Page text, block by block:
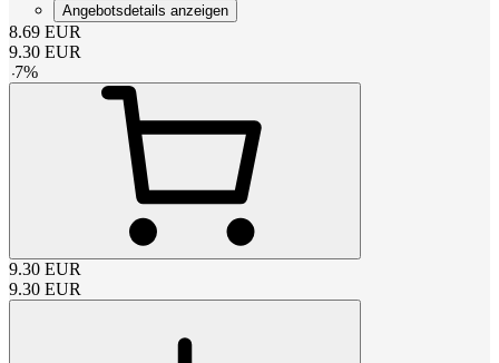
Angebotsdetails anzeigen
8.69 EUR
9.30 EUR
-7%
9.30 EUR
9.30 EUR